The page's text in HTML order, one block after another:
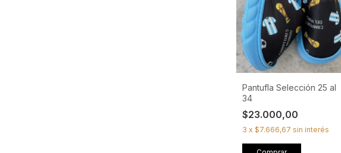
Pantufla Selección 25 al
34
$23.000,00
3 x $7.666,67 sin interés